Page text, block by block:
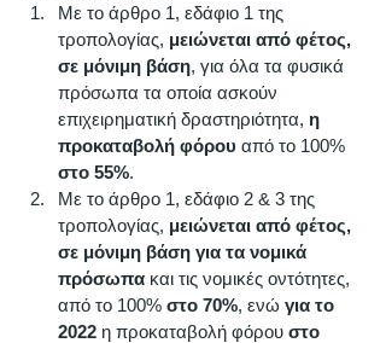
Με το άρθρο 1, εδάφιο 1 της
τροπολογίας, μειώνεται από φέτος,
σε μόνιμη βάση, για όλα τα φυσικά
πρόσωπα τα οποία ασκούν
επιχειρηματική δραστηριότητα, η
προκαταβολή φόρου από το 100%
στο 55%.
Με το άρθρο 1, εδάφιο 2 & 3 της
τροπολογίας, μειώνεται από φέτος,
σε μόνιμη βάση για τα νομικά
πρόσωπα και τις νομικές οντότητες,
από το 100% στο 70%, ενώ για το
2022 η προκαταβολή φόρου στο